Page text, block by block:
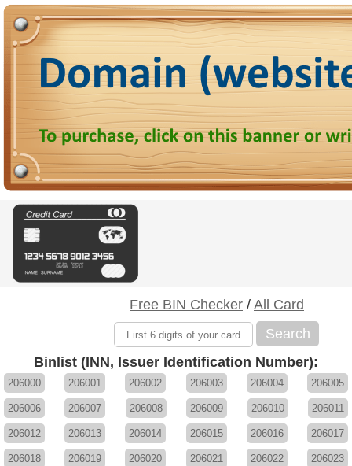
Free BIN Checker / All Card
Search
Binlist (INN, Issuer Identification Number):
206000 206001 206002 206003 206004 206005
206006 206007 206008 206009 206010 206011
206012 206013 206014 206015 206016 206017
206018 206019 206020 206021 206022 206023